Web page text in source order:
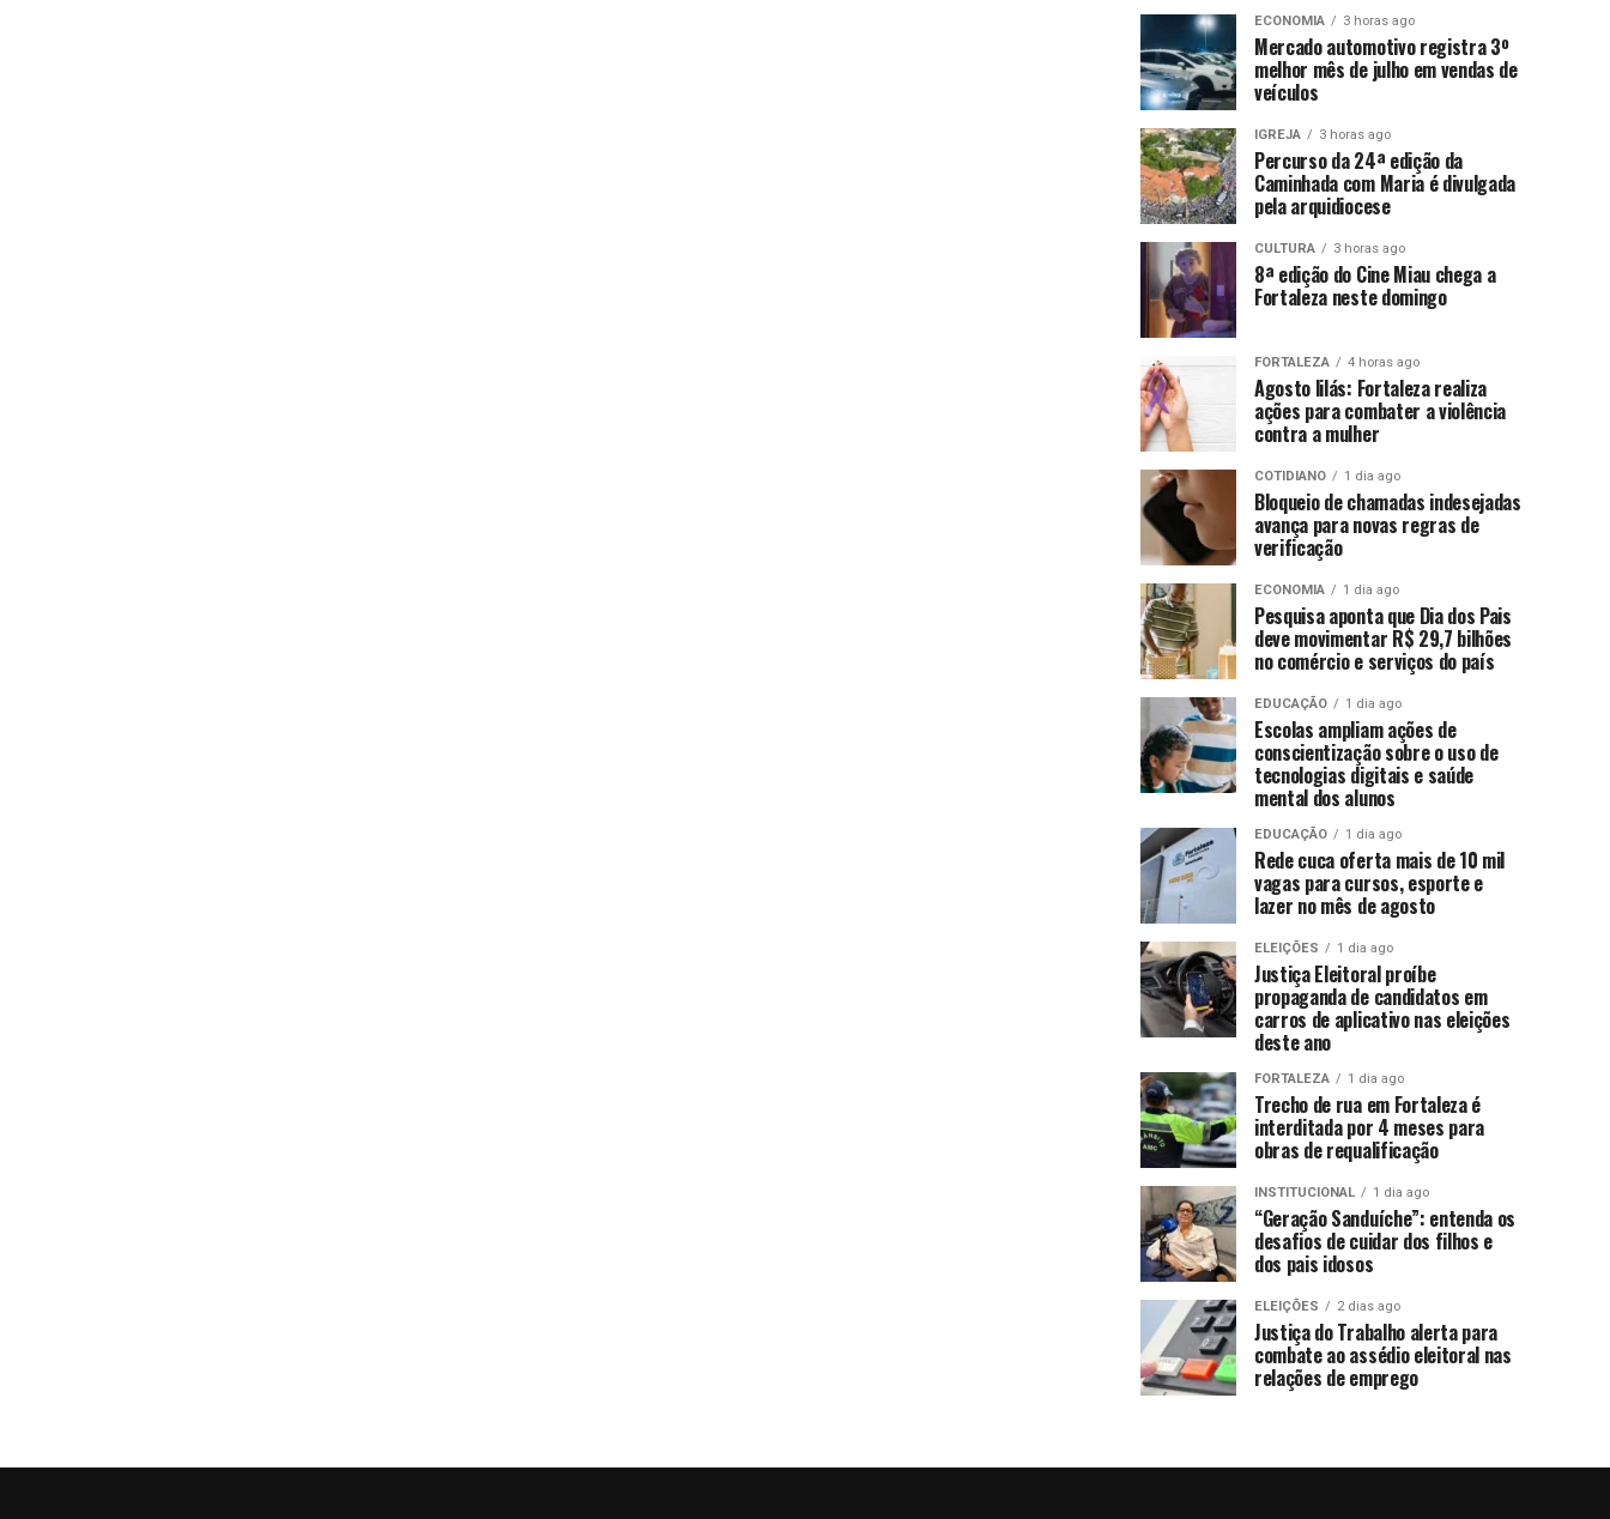
ECONOMIA 3 horas ago
Mercado automotivo registra 3º
melhor mês de julho em vendas de
veículos
IGREJA 3 horas ago
Percurso da 24ª edição da
Caminhada com Maria é divulgada
pela arquidiocese
CULTURA 3 horas ago
8ª edição do Cine Miau chega a
Fortaleza neste domingo
FORTALEZA 4 horas ago
Agosto lilás: Fortaleza realiza
ações para combater a violência
contra a mulher
COTIDIANO 1 dia ago
Bloqueio de chamadas indesejadas
avança para novas regras de
verificação
ECONOMIA 1 dia ago
Pesquisa aponta que Dia dos Pais
deve movimentar R$ 29,7 bilhões
no comércio e serviços do país
EDUCAÇÃO 1 dia ago
Escolas ampliam ações de
conscientização sobre o uso de
tecnologias digitais e saúde
mental dos alunos
EDUCAÇÃO 1 dia ago
Rede cuca oferta mais de 10 mil
vagas para cursos, esporte e
lazer no mês de agosto
ELEIÇÕES 1 dia ago
Justiça Eleitoral proíbe
propaganda de candidatos em
carros de aplicativo nas eleições
deste ano
FORTALEZA 1 dia ago
Trecho de rua em Fortaleza é
interditada por 4 meses para
obras de requalificação
INSTITUCIONAL 1 dia ago
“Geração Sanduíche”: entenda os
desafios de cuidar dos filhos e
dos pais idosos
ELEIÇÕES 2 dias ago
Justiça do Trabalho alerta para
combate ao assédio eleitoral nas
relações de emprego